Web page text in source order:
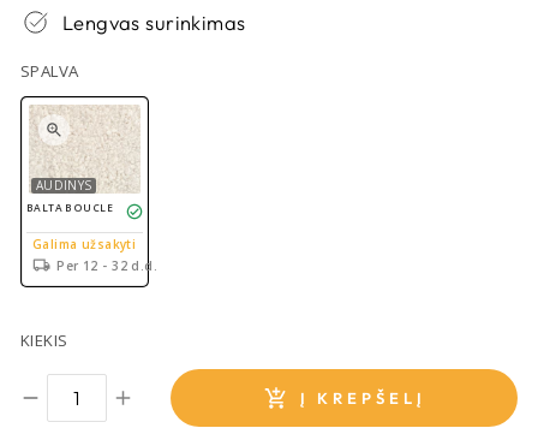
Lengvas surinkimas
SPALVA
AUDINYS
BALTA BOUCLE
Galima užsakyti
Per 12 - 32 d.d.
KIEKIS
Į KREPŠELĮ